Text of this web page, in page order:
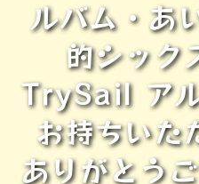
ルバム・あ
的シック
TrySail ア
お持ちいた
ありがとう